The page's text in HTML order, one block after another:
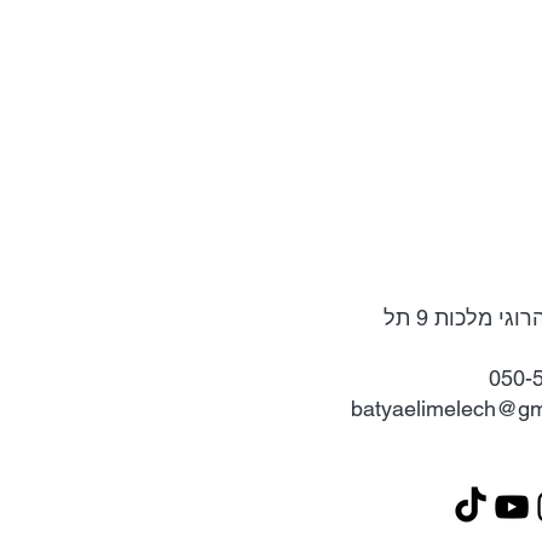
קליניקה : רחוב הרוגי מלכות 9 תל